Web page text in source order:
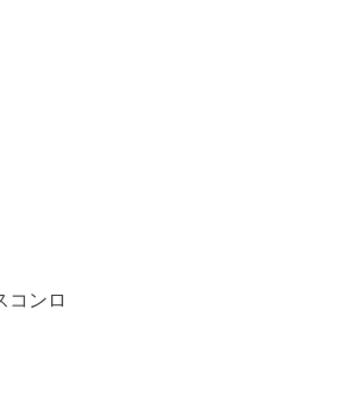
コンロ